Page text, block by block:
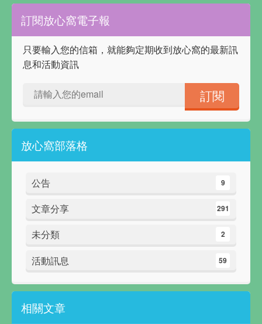
訂閱放心窩電子報
只要輸入您的信箱，就能夠定期收到放心窩的最新訊
息和活動資訊
放心窩部落格
公告 9
文章分享 291
未分類 2
活動訊息 59
相關文章